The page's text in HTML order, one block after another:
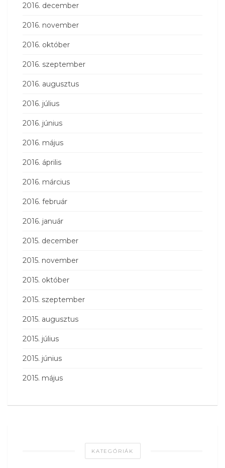
2016. december
2016. november
2016. október
2016. szeptember
2016. augusztus
2016. július
2016. június
2016. május
2016. április
2016. március
2016. február
2016. január
2015. december
2015. november
2015. október
2015. szeptember
2015. augusztus
2015. július
2015. június
2015. május
KATEGÓRIÁK